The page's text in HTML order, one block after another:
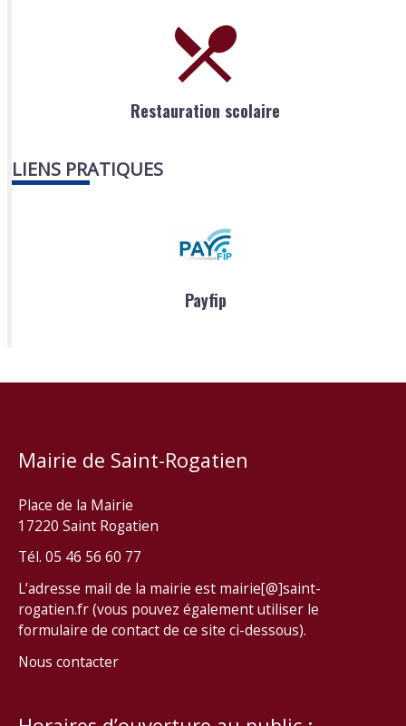
Restauration scolaire
LIENS PRATIQUES
Payfip
Mairie de Saint-Rogatien
Place de la Mairie
17220 Saint Rogatien
Tél. 05 46 56 60 77
L’adresse mail de la mairie est mairie[@]saint-
rogatien.fr (vous pouvez également utiliser le
formulaire de contact de ce site ci-dessous).
Nous contacter